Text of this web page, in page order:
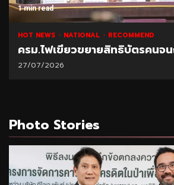
1 min read
HOT NEWS NATIONAL RECOMMEND
ครม.ไฟเขียวขยายสิทธิบัตรคนจ
27/07/2026
Photo Stories